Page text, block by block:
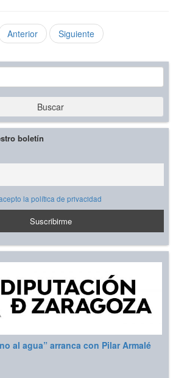
Anterior Siguiente
Buscar
boletín
la política de privacidad
al agua” arranca con Pilar Armalé